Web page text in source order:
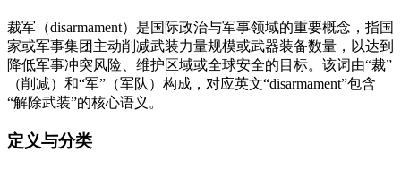
裁军（disarmament）是国际政治与军事领域的重要概念，指国
家或军事集团主动削减武装力量规模或武器装备数量，以达到
降低军事冲突风险、维护区域或全球安全的目标。该词由“裁”
（削减）和“军”（军队）构成，对应英文“disarmament”包含
“解除武装”的核心语义。
定义与分类